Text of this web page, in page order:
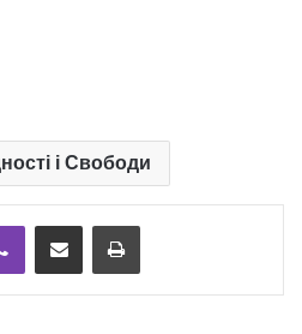
і Свободи
Viber Надіслати електронною поштоюНадрукувати